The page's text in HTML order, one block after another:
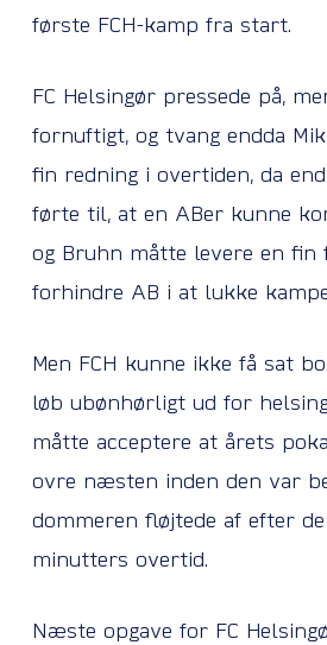
første FCH-kamp fra start.
FC Helsingør pressede på,
fornuftigt, og tvang endda
fin redning i overtiden, da
førte til, at en ABer kunne
og Bruhn måtte levere en fin
forhindre AB i at lukke
Men FCH kunne ikke få sat
løb ubønhørligt ud for
måtte acceptere at årets
ovre næsten inden den var
dommeren fløjtede af efter
minutters overtid.
Næste opgave for FC